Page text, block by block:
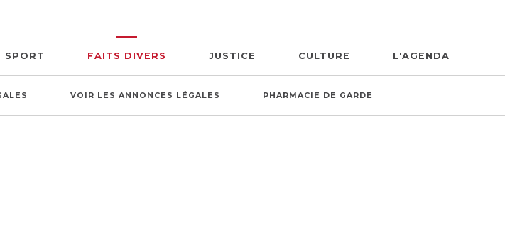
SPORT FAITS DIVERS JUSTICE CULTURE L'AGENDA
VOIR LES ANNONCES LÉGALES PHARMACIE DE GARDE